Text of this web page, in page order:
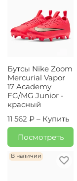
Бутсы Nike Zoom
Mercurial Vapor
17 Academy
FG/MG Junior -
красный
11 562 ₽ – Купить
Посмотреть
В наличии